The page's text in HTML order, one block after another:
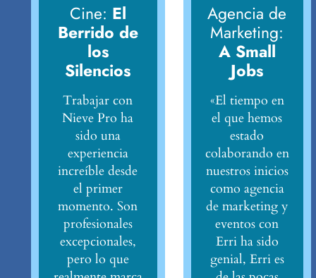
Cine: El
Berrido de
los
Silencios
Trabajar con
Nieve Pro ha
sido una
experiencia
increíble desde
el primer
momento. Son
profesionales
excepcionales,
pero lo que
Agencia de
Marketing:
A Small
Jobs
«El tiempo en
el que hemos
estado
colaborando en
nuestros inicios
como agencia
de marketing y
eventos con
Erri ha sido
genial, Erri es